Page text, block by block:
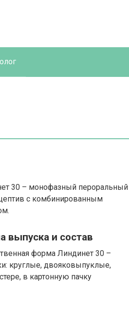
30 – монофазный пероральный
с комбинированным
выпуска и состав
форма Линдинет 30 –
круглые, двояковыпуклые,
в картонную пачку